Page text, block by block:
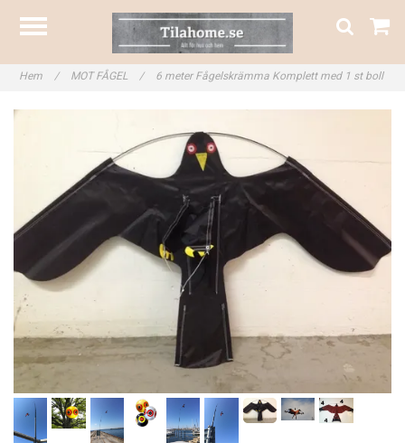
Hem / MOT FÅGEL / 6 meter Fågelskrämma Komplett med 1 st boll